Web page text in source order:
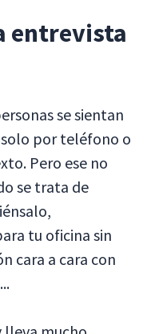
entrevista
se sientan
por teléfono o
Pero ese no
se trata de
tu oficina sin
cara a cara con